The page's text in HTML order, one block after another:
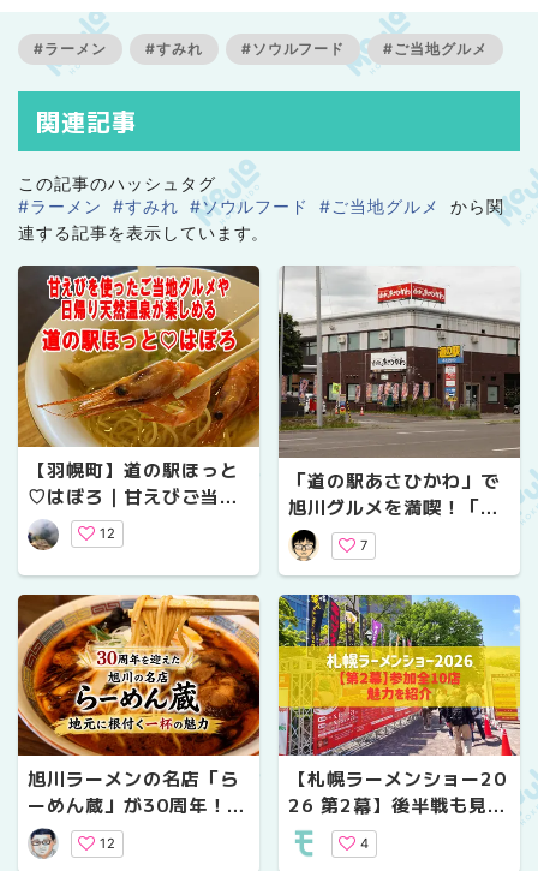
#ラーメン #すみれ #ソウルフード #ご当地グルメ
関連記事
この記事のハッシュタグ
#ラーメン
#すみれ #ソウルフード #ご当地グルメ
から関
連する記事を表示しています。
【羽幌町】道の駅ほっと
♡はぼろ｜甘えびご当地
グルメ・日帰り天然温
泉・日本最北のバラ園も
12
「道の駅あさひかわ」で
旭川グルメを満喫！「み
そラーメンのよし乃」の
みそラーメンや周辺観
光・温泉も一挙紹介
7
旭川ラーメンの名店「ら
ーめん蔵」が30周年！｜
朝ラーも人気の地元に根
付く一杯の魅力
12
【札幌ラーメンショー20
26 第2幕】後半戦も見逃
せない！参加全10店を先
取り紹介(第2幕：5/26-
4